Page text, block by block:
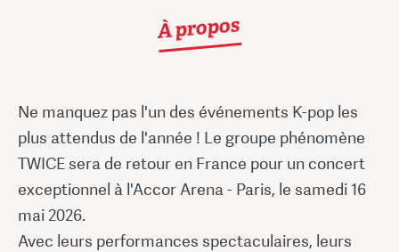
À propos
Ne manquez pas l'un des événements K-pop les
plus attendus de l'année ! Le groupe phénomène
TWICE sera de retour en France pour un concert
exceptionnel à l'Accor Arena - Paris, le samedi 16
mai 2026.
Avec leurs performances spectaculaires, leurs